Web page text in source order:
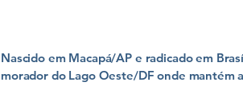
Nascido em Macapá/AP e radicado em
morador do Lago Oeste/DF onde mantém